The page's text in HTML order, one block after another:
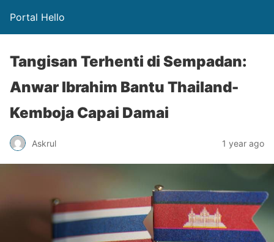
Portal Hello
Tangisan Terhenti di Sempadan:
Anwar Ibrahim Bantu Thailand-
Kemboja Capai Damai
Askrul 1 year ago